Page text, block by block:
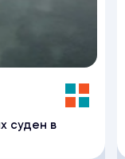
суден в